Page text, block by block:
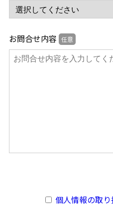
お問合せ内容 任意
個人情報の取